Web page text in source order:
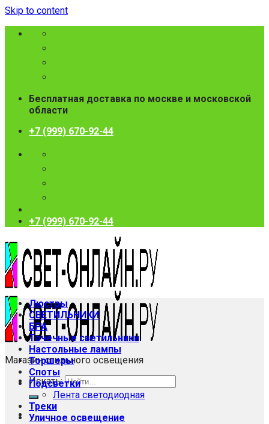
Skip to content
Бесплатная доставка по москве и московской
области
+7 (999) 670-92-44
+7 (999) 670-92-44
Магазин стильного освещения
Искать:
Люстры
СВЕТИЛЬНИКИ
БРА
Точечные светильники
Настольные лампы
Торшеры
Споты
Подсветки
Лента светодиодная
Треки
Уличное освещение